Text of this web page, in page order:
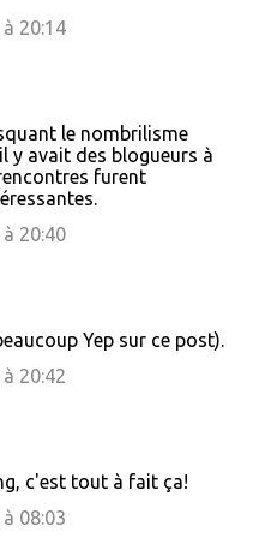
20:14
le nombrilisme
y avait des blogueurs à
furent
20:40
Yep sur ce post).
20:42
c'est tout à fait ça!
08:03